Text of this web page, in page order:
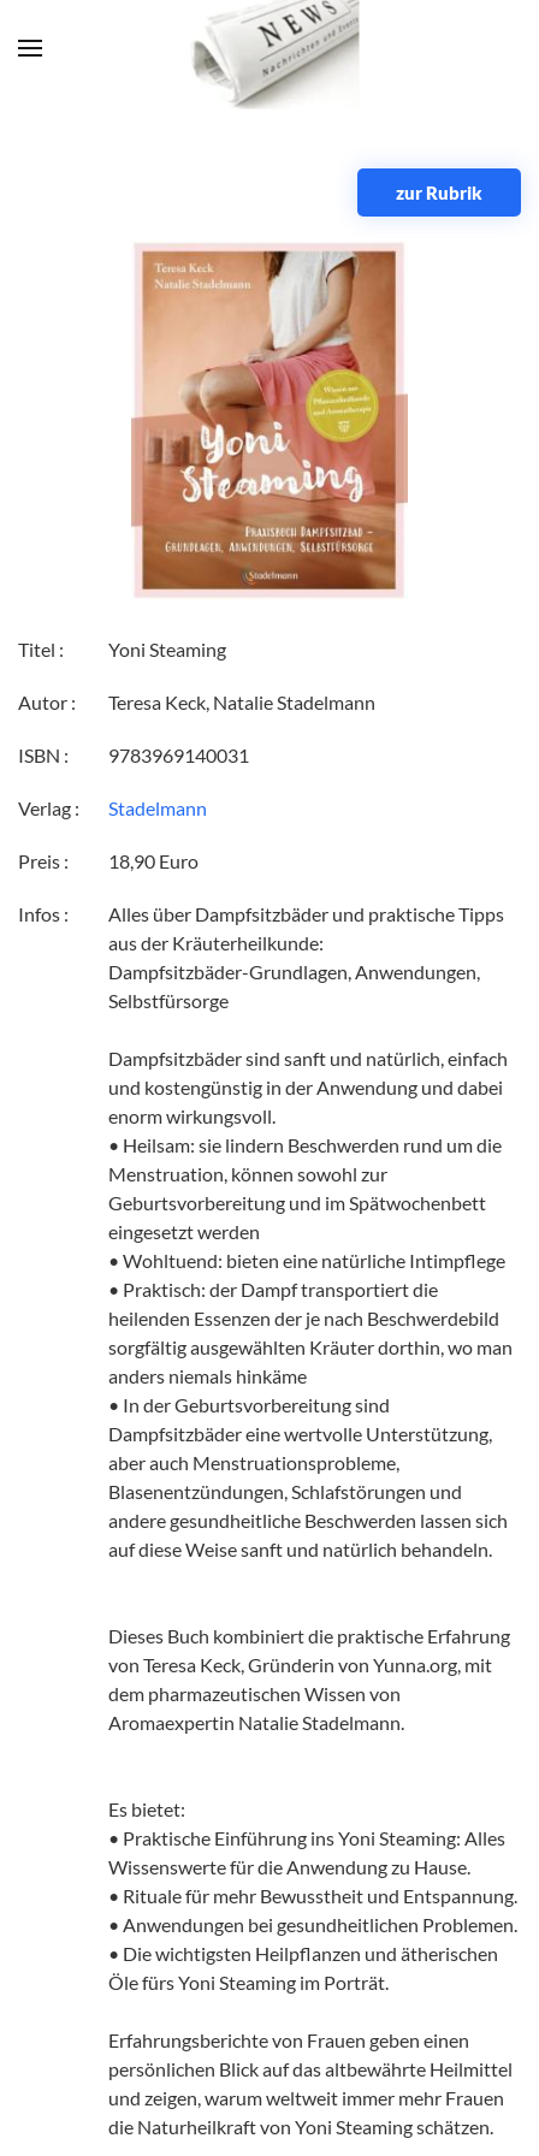
Zum Hauptinhalt springen
zur Rubrik
Titel : Yoni Steaming
Autor : Teresa Keck, Natalie Stadelmann
ISBN : 9783969140031
Verlag : Stadelmann
Preis : 18,90 Euro
Infos :
Alles über Dampfsitzbäder und praktische Tipps
aus der Kräuterheilkunde:
Dampfsitzbäder-Grundlagen, Anwendungen,
Selbstfürsorge
Dampfsitzbäder sind sanft und natürlich, einfach
und kostengünstig in der Anwendung und dabei
enorm wirkungsvoll.
• Heilsam: sie lindern Beschwerden rund um die
Menstruation, können sowohl zur
Geburtsvorbereitung und im Spätwochenbett
eingesetzt werden
• Wohltuend: bieten eine natürliche Intimpflege
• Praktisch: der Dampf transportiert die
heilenden Essenzen der je nach Beschwerdebild
sorgfältig ausgewählten Kräuter dorthin, wo man
anders niemals hinkäme
• In der Geburtsvorbereitung sind
Dampfsitzbäder eine wertvolle Unterstützung,
aber auch Menstruationsprobleme,
Blasenentzündungen, Schlafstörungen und
andere gesundheitliche Beschwerden lassen sich
auf diese Weise sanft und natürlich behandeln.
Dieses Buch kombiniert die praktische Erfahrung
von Teresa Keck, Gründerin von Yunna.org, mit
dem pharmazeutischen Wissen von
Aromaexpertin Natalie Stadelmann.
Es bietet:
• Praktische Einführung ins Yoni Steaming: Alles
Wissenswerte für die Anwendung zu Hause.
• Rituale für mehr Bewusstheit und Entspannung.
• Anwendungen bei gesundheitlichen Problemen.
• Die wichtigsten Heilpflanzen und ätherischen
Öle fürs Yoni Steaming im Porträt.
Erfahrungsberichte von Frauen geben einen
persönlichen Blick auf das altbewährte Heilmittel
und zeigen, warum weltweit immer mehr Frauen
die Naturheilkraft von Yoni Steaming schätzen.